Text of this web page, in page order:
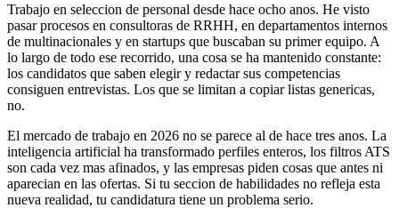
Trabajo en seleccion de personal desde hace ocho anos. He visto
pasar procesos en consultoras de RRHH, en departamentos internos
de multinacionales y en startups que buscaban su primer equipo. A
lo largo de todo ese recorrido, una cosa se ha mantenido constante:
los candidatos que saben elegir y redactar sus competencias
consiguen entrevistas. Los que se limitan a copiar listas genericas,
no.
El mercado de trabajo en 2026 no se parece al de hace tres anos. La
inteligencia artificial ha transformado perfiles enteros, los filtros ATS
son cada vez mas afinados, y las empresas piden cosas que antes ni
aparecian en las ofertas. Si tu seccion de habilidades no refleja esta
nueva realidad, tu candidatura tiene un problema serio.